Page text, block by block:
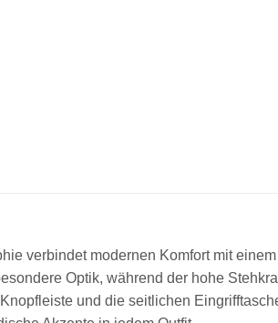
verbindet modernen Komfort mit
Optik, während der hohe
und die seitlichen